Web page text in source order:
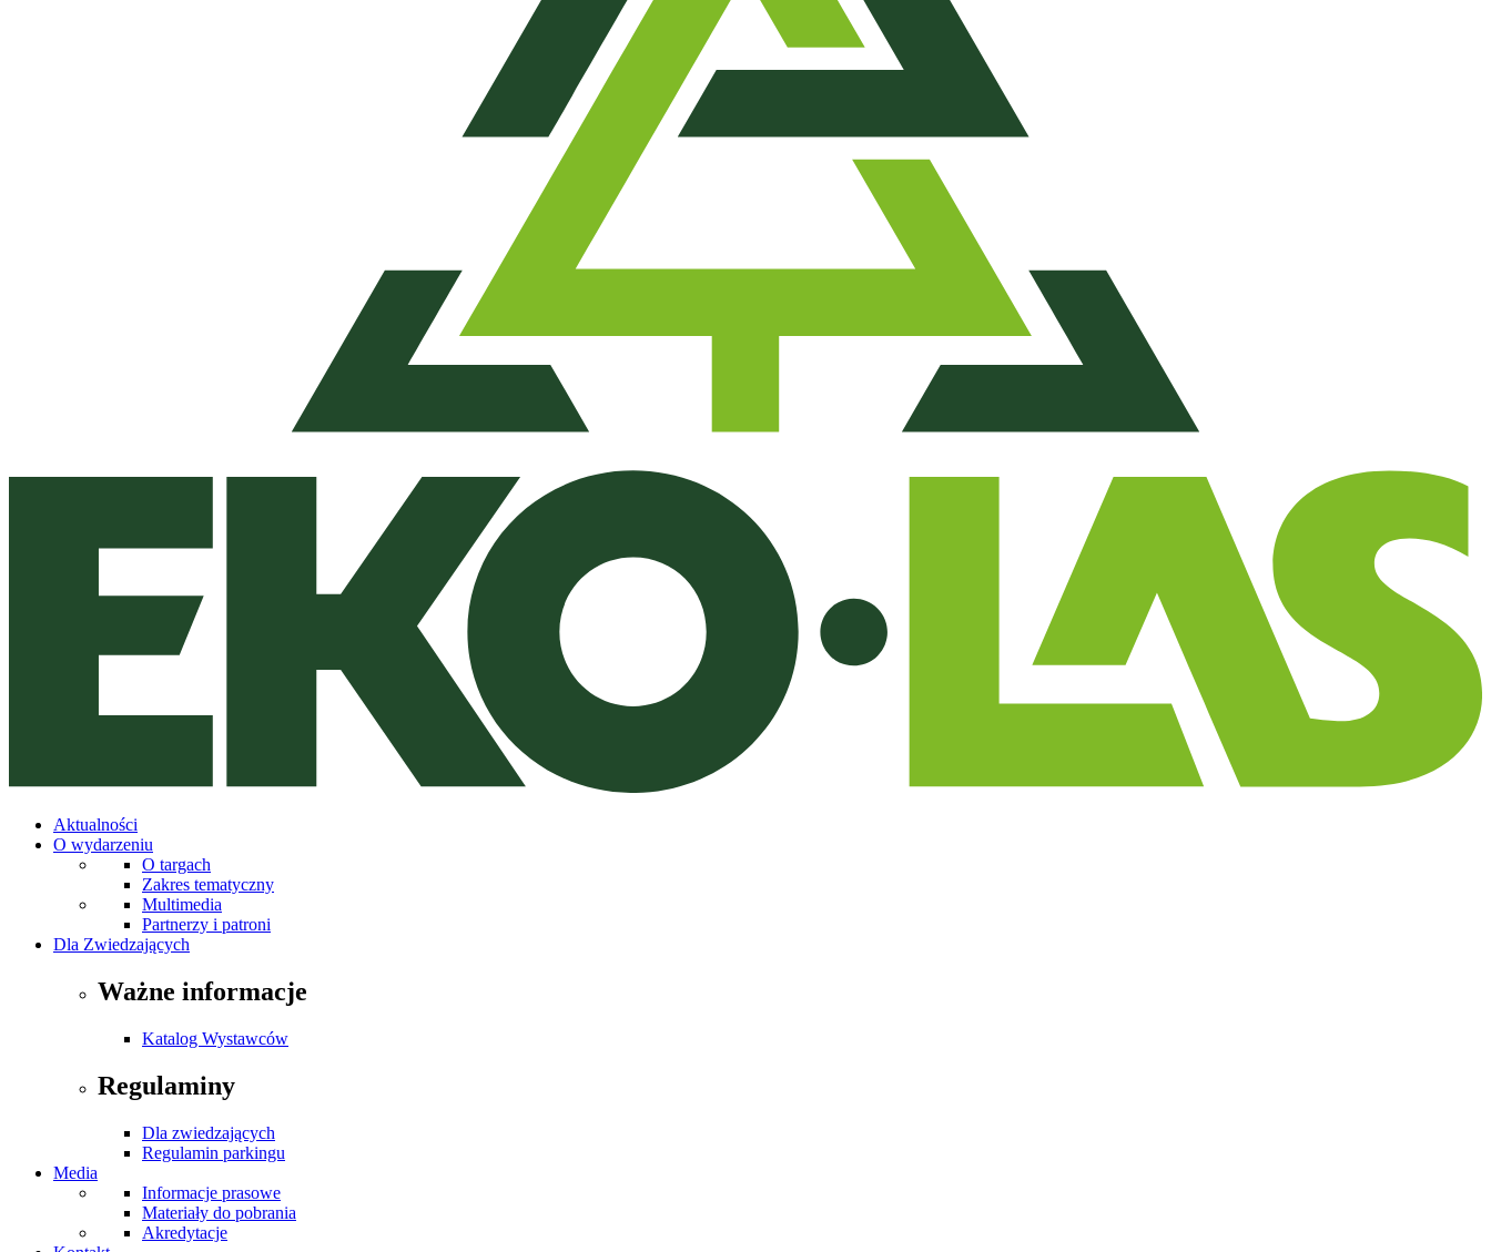
Aktualności
O wydarzeniu
O targach
Zakres tematyczny
Multimedia
Partnerzy i patroni
Dla Zwiedzających
Ważne informacje
Katalog Wystawców
Regulaminy
Dla zwiedzających
Regulamin parkingu
Media
Informacje prasowe
Materiały do pobrania
Akredytacje